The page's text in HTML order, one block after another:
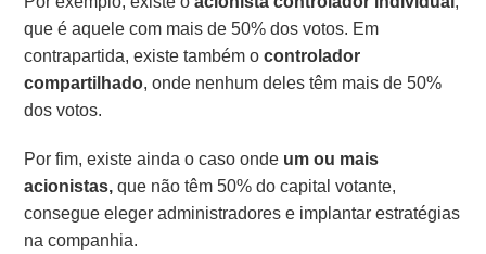
que é aquele com mais de 50% dos votos. Em
contrapartida, existe também ocontrolador
compartilhado, onde nenhum deles têm mais de 50%
dos votos.
Por fim, existe ainda o caso onde um ou mais
acionistas,que não têm 50% do capital votante,
consegue eleger administradores e implantar estratégias
na companhia.